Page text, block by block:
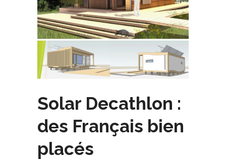
Solar Decathlon :
des Français bien
placés